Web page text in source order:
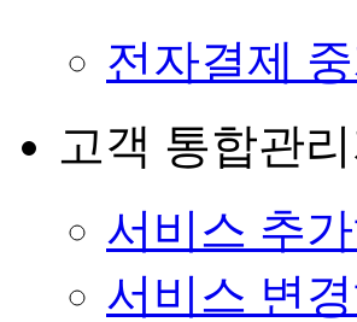
전자결제
고객 통합관
서비스 추
서비스 변